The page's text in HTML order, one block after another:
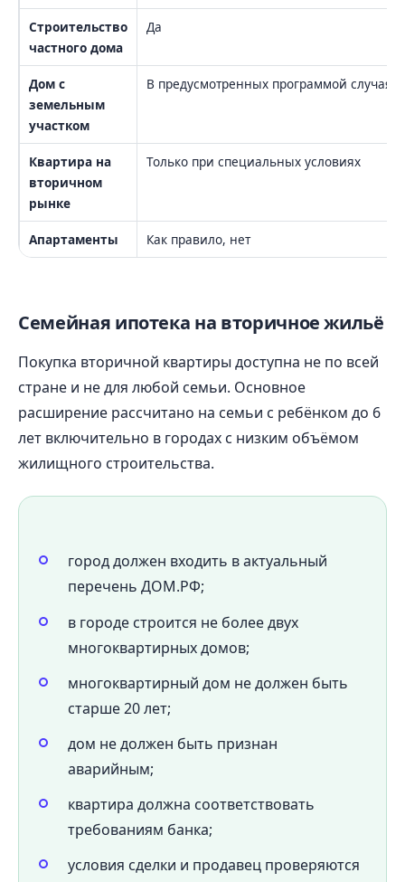
Строительство
частного дома
Да
Дом с
земельным
участком
В предусмотренных программой случаях
Квартира на
вторичном
рынке
Только при специальных условиях
Апартаменты Как правило, нет
Семейная ипотека на вторичное жильё
Покупка вторичной квартиры доступна не по всей
стране и не для любой семьи. Основное
расширение рассчитано на семьи с ребёнком до 6
лет включительно в городах с низким объёмом
жилищного строительства.
город должен входить в актуальный
перечень ДОМ.РФ;
в городе строится не более двух
многоквартирных домов;
многоквартирный дом не должен быть
старше 20 лет;
дом не должен быть признан
аварийным;
квартира должна соответствовать
требованиям банка;
условия сделки и продавец проверяются